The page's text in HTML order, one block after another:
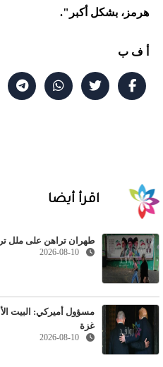
هرمز، بشكل أكبر".
أ ف ب
اقرأ أيضا
طهران تراهن على ملل
2026-08-10
مسؤول أميركي: البيت
غزة
2026-08-10